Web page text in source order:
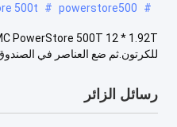
#
powerstore500
#
500t
للكرتون.ثم ضع العناصر في
رسائل الزائر